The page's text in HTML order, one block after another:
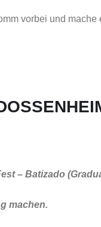
vorbei und
– Batizado
machen.